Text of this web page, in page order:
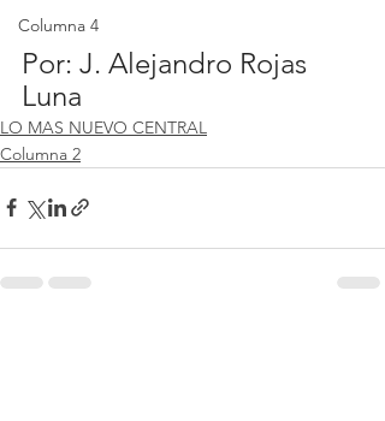
Columna 4
Por: J. Alejandro Rojas
Luna
LO MAS NUEVO CENTRAL
Columna 2